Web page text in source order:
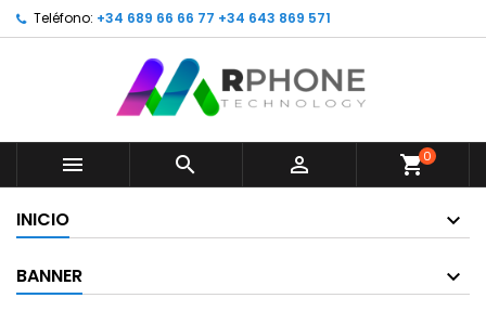
Teléfono: +34 689 66 66 77 +34 643 869 571
   shopping_cart0
INICIO
BANNER